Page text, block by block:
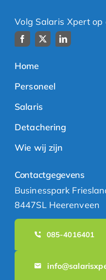
Volg Salaris Xpert op
Home
Personeel
Salaris
Detachering
Wie wij zijn
Contactgegevens
Businesspark
8447SL Heerenveen
085-4016401